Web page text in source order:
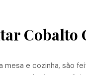
Cobalto
mesa e cozinha, são